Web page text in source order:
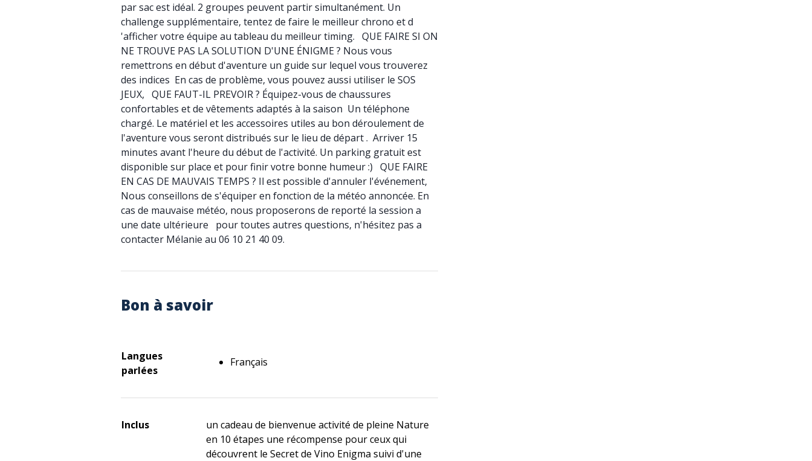
par sac est idéal. 2 groupes peuvent partir simultanément. Un
challenge supplémentaire, tentez de faire le meilleur chrono et d
'afficher votre équipe au tableau du meilleur timing. QUE FAIRE SI ON
NE TROUVE PAS LA SOLUTION D'UNE ÉNIGME ? Nous vous
remettrons en début d'aventure un guide sur lequel vous trouverez
des indices En cas de problème, vous pouvez aussi utiliser le SOS
JEUX, QUE FAUT-IL PREVOIR ? Équipez-vous de chaussures
confortables et de vêtements adaptés à la saison Un téléphone
chargé. Le matériel et les accessoires utiles au bon déroulement de
l'aventure vous seront distribués sur le lieu de départ . Arriver 15
minutes avant l'heure du début de l'activité. Un parking gratuit est
disponible sur place et pour finir votre bonne humeur :) QUE FAIRE
EN CAS DE MAUVAIS TEMPS ? Il est possible d'annuler l'événement,
Nous conseillons de s'équiper en fonction de la météo annoncée. En
cas de mauvaise météo, nous proposerons de reporté la session a
une date ultérieure pour toutes autres questions, n'hésitez pas a
contacter Mélanie au 06 10 21 40 09.
Bon à savoir
Langues
parlées
Français
Inclus
un cadeau de bienvenue activité de pleine Nature
en 10 étapes une récompense pour ceux qui
découvrent le Secret de Vino Enigma suivi d'une